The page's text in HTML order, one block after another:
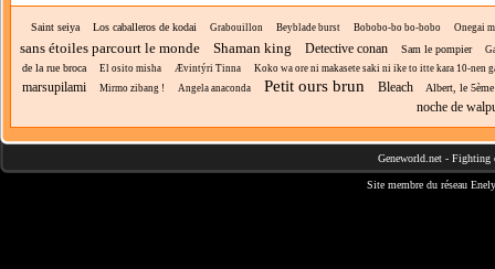
Saint seiya Los caballeros de kodai Grabouillon Beyblade burst Bobobo-bo bo-bobo Onegai
sans étoiles parcourt le monde Shaman king Detective conan Sam le pompier
de la rue broca El osito misha Ævintýri Tinna Koko wa ore ni makasete saki ni ike to itte kara 10-nen
marsupilami Mirmo zibang ! Angela anaconda Petit ours brun Bleach Albert, le
noche de
Geneworld.net - Fighting
Site membre du réseau